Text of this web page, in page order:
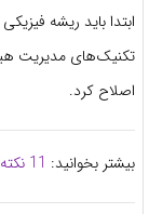
ابتدا باید ریشه
تکنیک‌های مدیریت
اصلاح کرد.
بیشتر بخوانید: 11 نکته تربیت جنسی کودکان